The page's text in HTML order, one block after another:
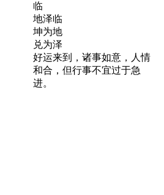
临
地泽临
坤为地
兑为泽
好运来到，诸事如意，人情
和合，但行事不宜过于急
进。